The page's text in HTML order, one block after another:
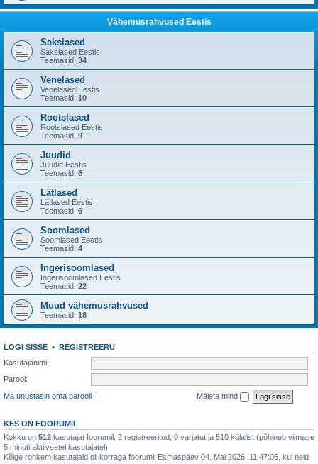
Vähemusrahvused Eestis
Sakslased
Sakslased Eestis
Teemasid: 34
Venelased
Venelased Eestis
Teemasid: 10
Rootslased
Rootslased Eestis
Teemasid: 9
Juudid
Juudid Eestis
Teemasid: 6
Lätlased
Lätlased Eestis
Teemasid: 6
Soomlased
Soomlased Eestis
Teemasid: 4
Ingerisoomlased
Ingerisoomlased Eestis
Teemasid: 22
Muud vähemusrahvused
Teemasid: 18
LOGI SISSE • REGISTREERU
Kasutajanimi:
Parool:
Ma unustasin oma parooli
Mäleta mind
KES ON FOORUMIL
Kokku on 512 kasutajat foorumil: 2 registreeritud, 0 varjatut ja 510 külalist (põhineb viimase
5 minuti aktiivsetel kasutajatel)
Kõige rohkem kasutajaid oli korraga foorumil Esmaspäev 04. Mai 2026, 11:47:05, kui neid